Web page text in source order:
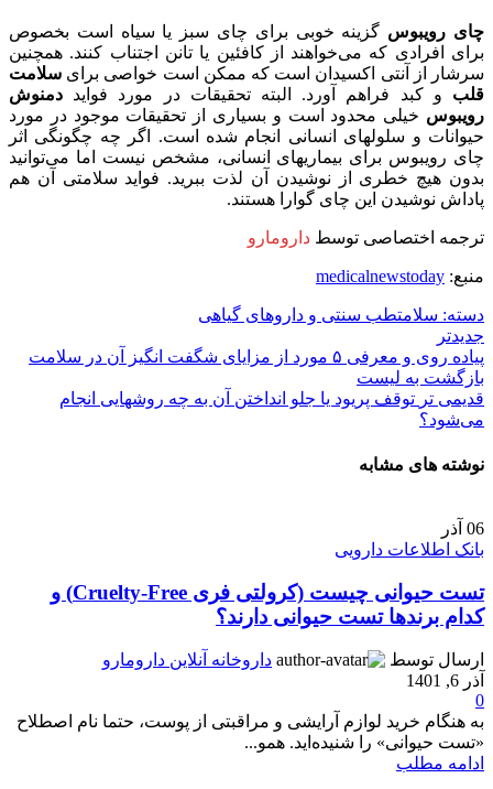
چای رویبوس گزینه خوبی برای چای سبز یا سیاه است بخصوص
برای افرادی که می‌خواهند از کافئین یا تانن اجتناب کنند. همچنین
سرشار از آنتی اکسیدان است که ممکن است خواصی برای سلامت
قلب و کبد فراهم آورد. البته تحقیقات در مورد فواید دمنوش
رویبوس خیلی محدود است و بسیاری از تحقیقات موجود در مورد
حیوانات و سلولهای انسانی انجام شده است. اگر چه چگونگی اثر
چای رویبوس برای بیماریهای انسانی، مشخص نیست اما می‌توانید
بدون هیچ خطری از نوشیدن آن لذت ببرید. فواید سلامتی آن هم
پاداش نوشیدن این چای گوارا هستند.
ترجمه اختصاصی توسط دارومارو
منبع: medicalnewstoday
دسته: سلامتطب سنتی و داروهای گیاهی
جدیدتر
پیاده روی و معرفی ۵ مورد از مزایای شگفت انگیز آن در سلامت
بازگشت به لیست
قدیمی تر توقف پریود یا جلو انداختن آن به چه روشهایی انجام
می‌شود؟
نوشته های مشابه
06 آذر
بانک اطلاعات دارویی
تست حیوانی چیست (کرولتی فری Cruelty-Free) و
کدام برندها تست حیوانی دارند؟
ارسال توسط
داروخانه آنلاین دارومارو
آذر 6, 1401
0
به هنگام خرید لوازم آرایشی و مراقبتی از پوست، حتما نام اصطلاح
«تست حیوانی» را شنیده‌اید. همو...
ادامه مطلب